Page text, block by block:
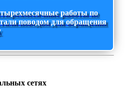
работы по
поводом для обращения
сетях